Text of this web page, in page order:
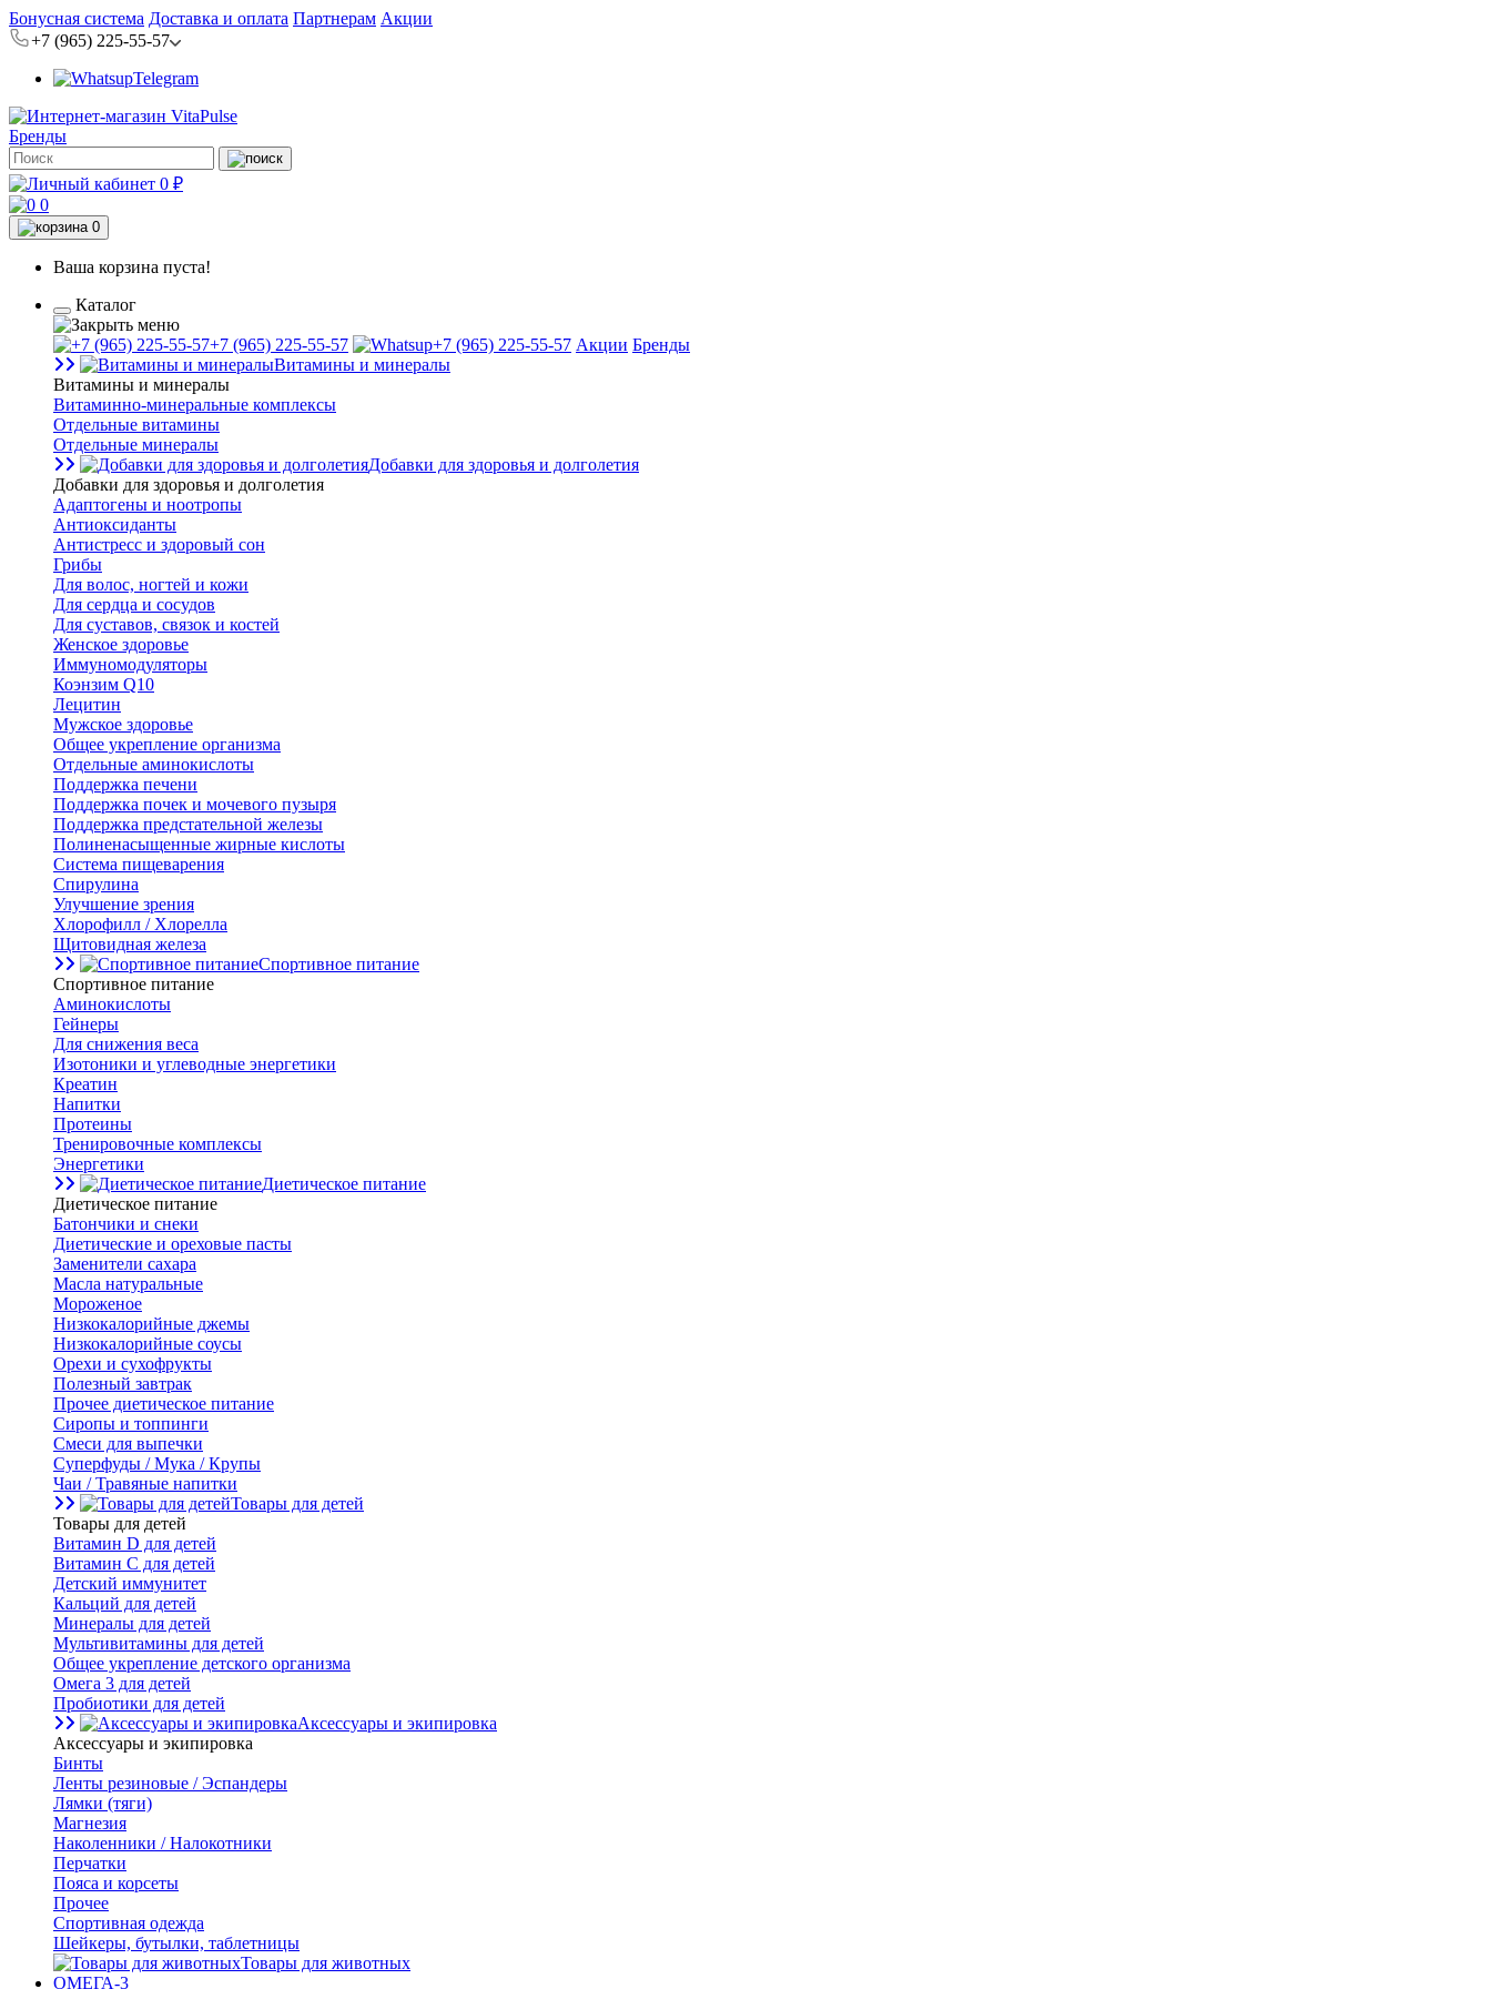
Бонусная система Доставка и оплата Партнерам Акции
+7 (965) 225-55-57
Telegram
Бренды
0 ₽
0
0
Ваша корзина пуста!
Каталог
+7 (965) 225-55-57 +7 (965) 225-55-57 Акции Бренды
Витамины и минералы
Витамины и минералы
Витаминно-минеральные комплексы
Отдельные витамины
Отдельные минералы
Добавки для здоровья и долголетия
Добавки для здоровья и долголетия
Адаптогены и ноотропы
Антиоксиданты
Антистресс и здоровый сон
Грибы
Для волос, ногтей и кожи
Для сердца и сосудов
Для суставов, связок и костей
Женское здоровье
Иммуномодуляторы
Коэнзим Q10
Лецитин
Мужское здоровье
Общее укрепление организма
Отдельные аминокислоты
Поддержка печени
Поддержка почек и мочевого пузыря
Поддержка предстательной железы
Полиненасыщенные жирные кислоты
Система пищеварения
Спирулина
Улучшение зрения
Хлорофилл / Хлорелла
Щитовидная железа
Спортивное питание
Спортивное питание
Аминокислоты
Гейнеры
Для снижения веса
Изотоники и углеводные энергетики
Креатин
Напитки
Протеины
Тренировочные комплексы
Энергетики
Диетическое питание
Диетическое питание
Батончики и снеки
Диетические и ореховые пасты
Заменители сахара
Масла натуральные
Мороженое
Низкокалорийные джемы
Низкокалорийные соусы
Орехи и сухофрукты
Полезный завтрак
Прочее диетическое питание
Сиропы и топпинги
Смеси для выпечки
Суперфуды / Мука / Крупы
Чаи / Травяные напитки
Товары для детей
Товары для детей
Витамин D для детей
Витамин С для детей
Детский иммунитет
Кальций для детей
Минералы для детей
Мультивитамины для детей
Общее укрепление детского организма
Омега 3 для детей
Пробиотики для детей
Аксессуары и экипировка
Аксессуары и экипировка
Бинты
Ленты резиновые / Эспандеры
Лямки (тяги)
Магнезия
Наколенники / Налокотники
Перчатки
Пояса и корсеты
Прочее
Спортивная одежда
Шейкеры, бутылки, таблетницы
Товары для животных
ОМЕГА-3